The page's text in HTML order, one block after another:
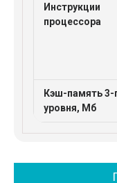
Инструкции
процессора
Кэш-память 3-
уровня, Мб